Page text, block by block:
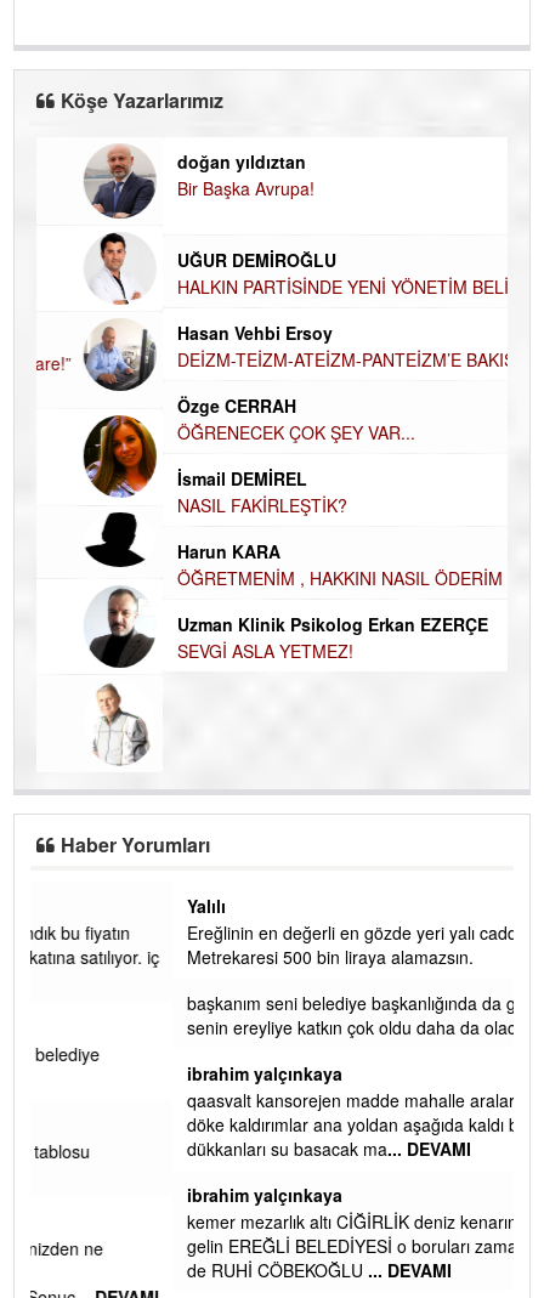
Köşe Yazarlarımız
doğan yıldıztan
Bir Başka Avrupa!
UĞUR DEMİROĞLU
HALKIN PARTİSİNDE YENİ YÖNETİM
BELİRLENDİ…
Hasan Vehbi Ersoy
DEİZM-TEİZM-ATEİZM-PANTEİZM’E BAKIŞ
Özge CERRAH
ÖĞRENECEK ÇOK ŞEY VAR...
İsmail DEMİREL
NASIL FAKİRLEŞTİK?
ÖĞRETMENİM , HAKKINI NASIL ÖDERİM !
Uzman Klinik Psikolog Erkan EZERÇE
SEVGİ ASLA YETMEZ!
Haber Yorumları
Ereğlinin en değerli en gözde yeri yalı caddesi ve çevresidir.
Metrekaresi 500 bin liraya alamazsın.
başkanım seni belediye başkanlığında da görmek isteriz
senin ereyliye katkın çok oldu daha da olacaktır
ibrahim yalçınkaya
qaasvalt kansorejen madde mahalle aralarında asvalt döke
döke kaldırımlar ana yoldan aşağıda kaldı bi yağmurda
dükkanları su basacak ma... DEVAMI
ibrahim yalçınkaya
kemer mezarlık altı CİĞİRLİK deniz kenarına giden yola
gelin EREĞLİ BELEDİYESİ o boruları zamanında tüm ereğli
de RUHİ CÖBEKOĞLU... DEVAMI